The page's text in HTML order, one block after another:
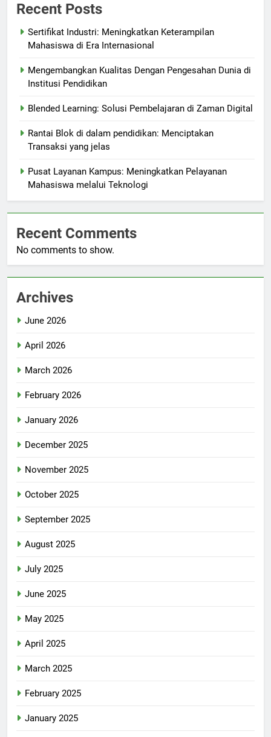
Recent Posts
Sertifikat Industri: Meningkatkan Keterampilan
Mahasiswa di Era Internasional
Mengembangkan Kualitas Dengan Pengesahan Dunia di
Institusi Pendidikan
Blended Learning: Solusi Pembelajaran di Zaman Digital
Rantai Blok di dalam pendidikan: Menciptakan
Transaksi yang jelas
Pusat Layanan Kampus: Meningkatkan Pelayanan
Mahasiswa melalui Teknologi
Recent Comments
No comments to show.
Archives
June 2026
April 2026
March 2026
February 2026
January 2026
December 2025
November 2025
October 2025
September 2025
August 2025
July 2025
June 2025
May 2025
April 2025
March 2025
February 2025
January 2025